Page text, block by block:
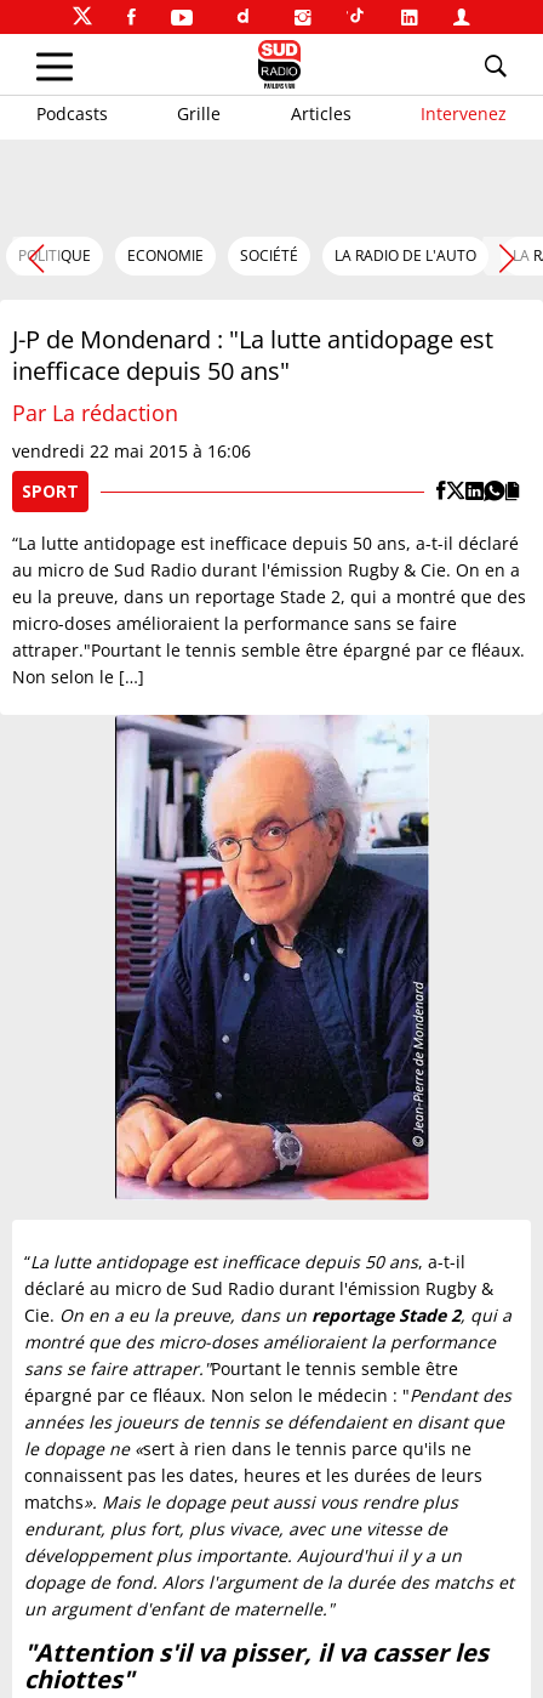
Podcasts Grille Articles Intervenez
POLITIQUE ECONOMIE SOCIÉTÉ LA RADIO DE L'AUTO LA
J-P de Mondenard : "La lutte antidopage est
inefficace depuis 50 ans"
Par La rédaction
vendredi 22 mai 2015 à 16:06
SPORT
“La lutte antidopage est inefficace depuis 50 ans, a-t-il déclaré
au micro de Sud Radio durant l'émission Rugby & Cie. On en a
eu la preuve, dans un reportage Stade 2, qui a montré que des
micro-doses amélioraient la performance sans se faire
attraper."Pourtant le tennis semble être épargné par ce fléaux.
Non selon le […]
“La lutte antidopage est inefficace depuis 50 ans, a-t-il
déclaré au micro de Sud Radio durant l'émission Rugby &
Cie. On en a eu la preuve, dans un reportage Stade 2, qui a
montré que des micro-doses amélioraient la performance
sans se faire attraper."Pourtant le tennis semble être
épargné par ce fléaux. Non selon le médecin : "Pendant des
années les joueurs de tennis se défendaient en disant que
le dopage ne «sert à rien dans le tennis parce qu'ils ne
connaissent pas les dates, heures et les durées de leurs
matchs». Mais le dopage peut aussi vous rendre plus
endurant, plus fort, plus vivace, avec une vitesse de
développement plus importante. Aujourd'hui il y a un
dopage de fond. Alors l'argument de la durée des matchs et
un argument d'enfant de maternelle."
"Attention s'il va pisser, il va casser les
chiottes"